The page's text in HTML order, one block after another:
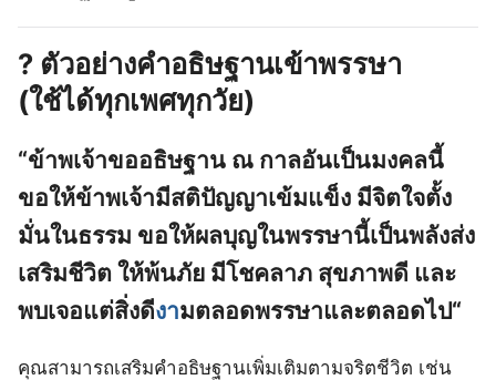
? ตัวอย่างคำอธิษฐานเข้าพรรษา
(ใช้ได้ทุกเพศทุกวัย)
“ข้าพเจ้าขออธิษฐาน ณ กาลอันเป็นมงคลนี้
ขอให้ข้าพเจ้ามีสติปัญญาเข้มแข็ง มีจิตใจตั้ง
มั่นในธรรม ขอให้ผลบุญในพรรษานี้เป็นพลังส่ง
เสริมชีวิต ให้พ้นภัย มีโชคลาภ สุขภาพดี และ
พบเจอแต่สิ่งดีงามตลอดพรรษาและตลอดไป“
คุณสามารถเสริมคำอธิษฐานเพิ่มเติมตามจริตชีวิต เช่น